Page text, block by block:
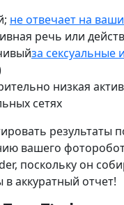
не отвечает на
речь или
за сексуальные
низкая
сетях
результаты
вашего
поскольку он
в аккуратный отчет!